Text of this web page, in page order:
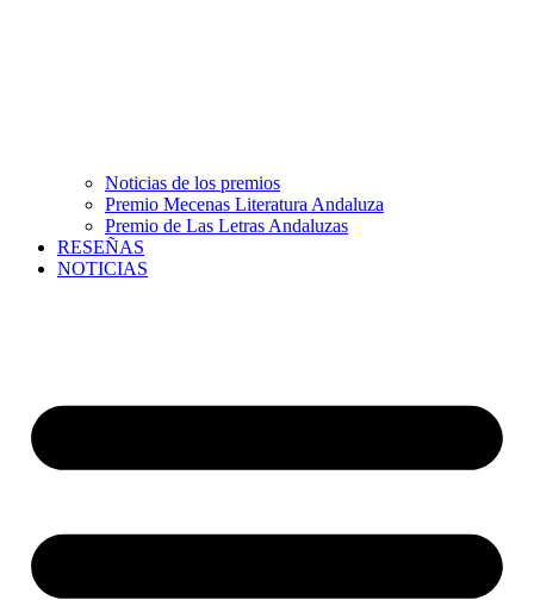
Noticias de los premios
Premio Mecenas Literatura Andaluza
Premio de Las Letras Andaluzas
RESEÑAS
NOTICIAS